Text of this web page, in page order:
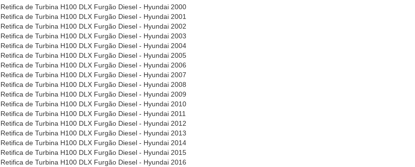
Retifica de Turbina H100 DLX Furgão Diesel - Hyundai 2000
Retifica de Turbina H100 DLX Furgão Diesel - Hyundai 2001
Retifica de Turbina H100 DLX Furgão Diesel - Hyundai 2002
Retifica de Turbina H100 DLX Furgão Diesel - Hyundai 2003
Retifica de Turbina H100 DLX Furgão Diesel - Hyundai 2004
Retifica de Turbina H100 DLX Furgão Diesel - Hyundai 2005
Retifica de Turbina H100 DLX Furgão Diesel - Hyundai 2006
Retifica de Turbina H100 DLX Furgão Diesel - Hyundai 2007
Retifica de Turbina H100 DLX Furgão Diesel - Hyundai 2008
Retifica de Turbina H100 DLX Furgão Diesel - Hyundai 2009
Retifica de Turbina H100 DLX Furgão Diesel - Hyundai 2010
Retifica de Turbina H100 DLX Furgão Diesel - Hyundai 2011
Retifica de Turbina H100 DLX Furgão Diesel - Hyundai 2012
Retifica de Turbina H100 DLX Furgão Diesel - Hyundai 2013
Retifica de Turbina H100 DLX Furgão Diesel - Hyundai 2014
Retifica de Turbina H100 DLX Furgão Diesel - Hyundai 2015
Retifica de Turbina H100 DLX Furgão Diesel - Hyundai 2016